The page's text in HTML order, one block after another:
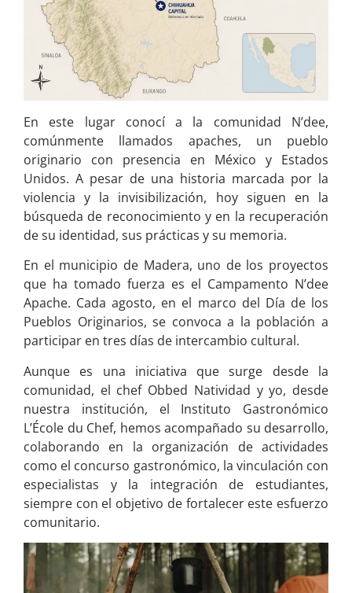
En este lugar conocí a la comunidad N’dee,
comúnmente llamados apaches, un pueblo
originario con presencia en México y Estados
Unidos. A pesar de una historia marcada por la
violencia y la invisibilización, hoy siguen en la
búsqueda de reconocimiento y en la recuperación
de su identidad, sus prácticas y su memoria.
En el municipio de Madera, uno de los proyectos
que ha tomado fuerza es el Campamento N’dee
Apache. Cada agosto, en el marco del Día de los
Pueblos Originarios, se convoca a la población a
participar en tres días de intercambio cultural.
Aunque es una iniciativa que surge desde la
comunidad, el chef Obbed Natividad y yo, desde
nuestra institución, el Instituto Gastronómico
L’École du Chef, hemos acompañado su desarrollo,
colaborando en la organización de actividades
como el concurso gastronómico, la vinculación con
especialistas y la integración de estudiantes,
siempre con el objetivo de fortalecer este esfuerzo
comunitario.